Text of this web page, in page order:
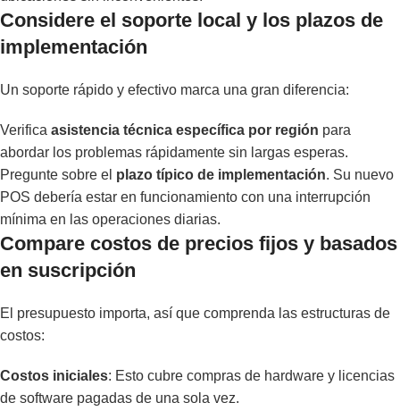
Considere el soporte local y los plazos de
implementación
Un soporte rápido y efectivo marca una gran diferencia:
Verifica asistencia técnica específica por región para
abordar los problemas rápidamente sin largas esperas.
Pregunte sobre el plazo típico de implementación. Su nuevo
POS debería estar en funcionamiento con una interrupción
mínima en las operaciones diarias.
Compare costos de precios fijos y basados
en suscripción
El presupuesto importa, así que comprenda las estructuras de
costos:
Costos iniciales: Esto cubre compras de hardware y licencias
de software pagadas de una sola vez.